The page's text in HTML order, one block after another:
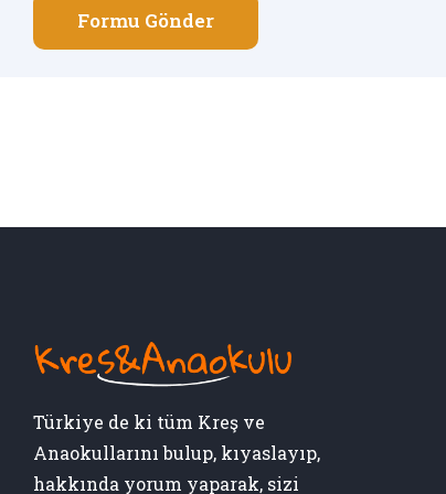
Formu Gönder
Türkiye de ki tüm Kreş ve
Anaokullarını bulup, kıyaslayıp,
hakkında yorum yaparak, sizi